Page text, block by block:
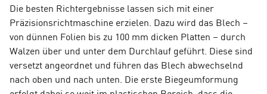
Die besten Richtergebnisse lassen sich mit einer
Präzisionsrichtmaschine erzielen. Dazu wird das Blech –
von dünnen Folien bis zu 100 mm dicken Platten – durch
Walzen über und unter dem Durchlauf geführt. Diese sind
versetzt angeordnet und führen das Blech abwechselnd
nach oben und nach unten. Die erste Biegeumformung